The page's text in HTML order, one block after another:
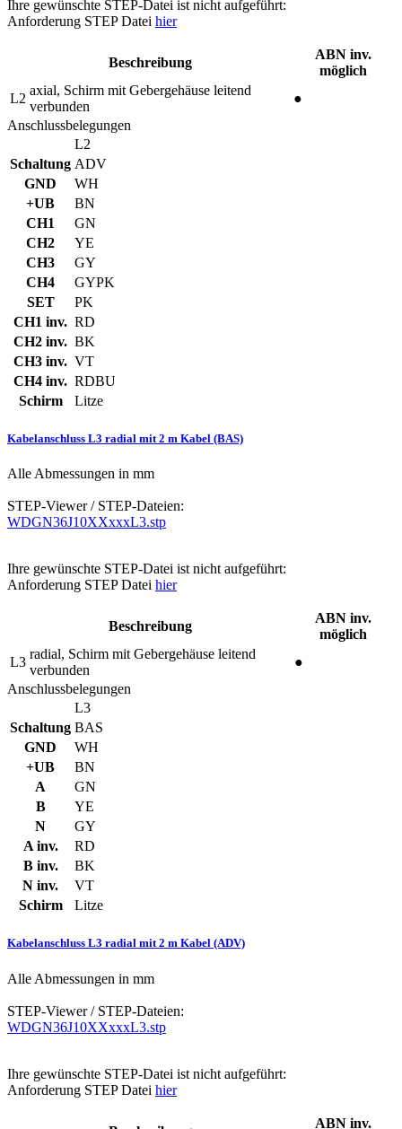
Ihre gewünschte STEP-Datei ist nicht aufgeführt:
Anforderung STEP Datei hier
Beschreibung
ABN inv.
möglich
L2
axial, Schirm mit Gebergehäuse leitend
verbunden
●
Anschlussbelegungen
L2
Schaltung ADV
GND
WH
+UB
BN
CH1
GN
CH2
YE
CH3
GY
CH4
GYPK
SET
PK
CH1 inv. RD
CH2 inv. BK
CH3 inv. VT
CH4 inv. RDBU
Schirm
Litze
Kabelanschluss L3 radial mit 2 m Kabel (BAS)
Alle Abmessungen in mm
STEP-Viewer / STEP-Dateien:
WDGN36J10XXxxxL3.stp
Ihre gewünschte STEP-Datei ist nicht aufgeführt:
Anforderung STEP Datei hier
Beschreibung
ABN inv.
möglich
L3
radial, Schirm mit Gebergehäuse leitend
verbunden
●
Anschlussbelegungen
L3
Schaltung BAS
GND
WH
+UB
BN
A
GN
B
YE
N
GY
A inv.
RD
B inv.
BK
N inv.
VT
Schirm
Litze
Kabelanschluss L3 radial mit 2 m Kabel (ADV)
Alle Abmessungen in mm
STEP-Viewer / STEP-Dateien:
WDGN36J10XXxxxL3.stp
Ihre gewünschte STEP-Datei ist nicht aufgeführt:
Anforderung STEP Datei hier
ABN inv.